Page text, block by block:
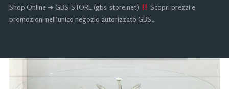
Shop Online ➜ GBS-STORE (gbs-store.net)
Scopri prezzi e
promozioni nell’unico negozio autorizzato GBS…